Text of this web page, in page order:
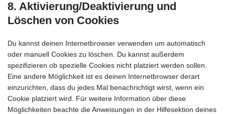
8. Aktivierung/Deaktivierung und
Löschen von Cookies
Du kannst deinen Internetbrowser verwenden um automatisch
oder manuell Cookies zu löschen. Du kannst außerdem
spezifizieren ob spezielle Cookies nicht platziert werden sollen.
Eine andere Möglichkeit ist es deinen Internetbrowser derart
einzurichten, dass du jedes Mal benachrichtigt wirst, wenn ein
Cookie platziert wird. Für weitere Information über diese
Möglichkeiten beachte die Anweisungen in der Hilfesektion deines